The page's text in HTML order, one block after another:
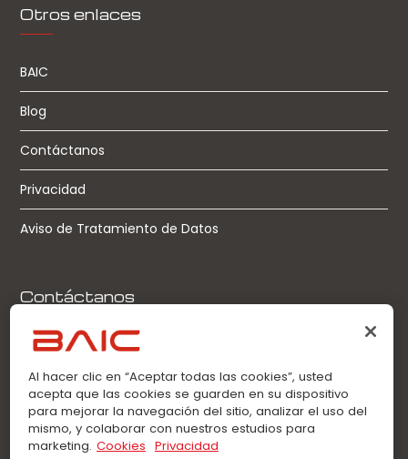
Otros enlaces
BAIC
Blog
Contáctanos
Privacidad
Aviso de Tratamiento de Datos
Contáctanos
Llamadas:
0963360021
WhatsApp:
0963360021
Al hacer clic en “Aceptar todas las cookies”, usted
acepta que las cookies se guarden en su dispositivo
para mejorar la navegación del sitio, analizar el uso del
mismo, y colaborar con nuestros estudios para
marketing. Cookies Privacidad